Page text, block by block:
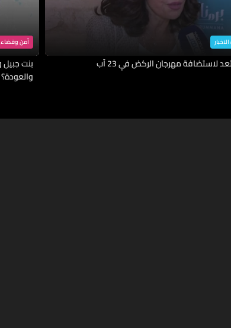
لاستضافة مهرجان الركض في 23 آب
أمن وقضاء
بنت جبيل
والعودة؟